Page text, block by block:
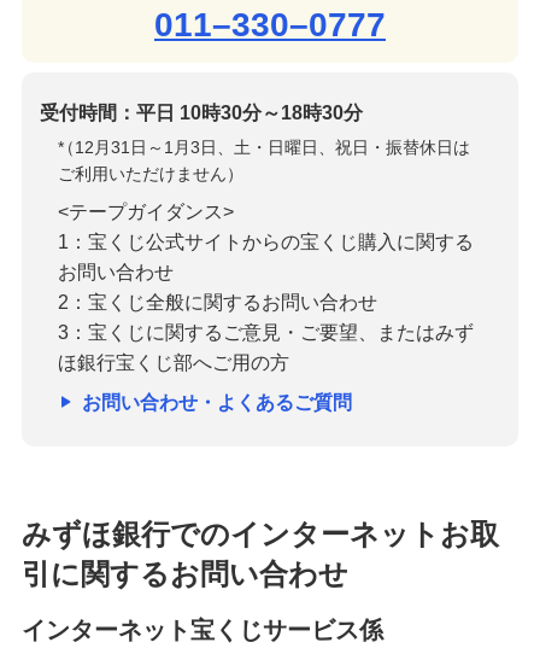
011–330–0777
受付時間：平日 10時30分～18時30分
*
（12月31日～1月3日、土・日曜日、祝日・振替休日は
ご利用いただけません）
<テープガイダンス>
1：宝くじ公式サイトからの宝くじ購入に関する
お問い合わせ
2：宝くじ全般に関するお問い合わせ
3：宝くじに関するご意見・ご要望、またはみず
ほ銀行宝くじ部へご用の方
お問い合わせ・よくあるご質問
みずほ銀行でのインターネットお取
引に関するお問い合わせ
インターネット宝くじサービス係